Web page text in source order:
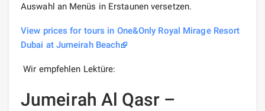
Auswahl an Menüs in Erstaunen versetzen.
View prices for tours in One&Only Royal Mirage Resort
Dubai at Jumeirah Beach
Wir empfehlen Lektüre:
Jumeirah Al Qasr –